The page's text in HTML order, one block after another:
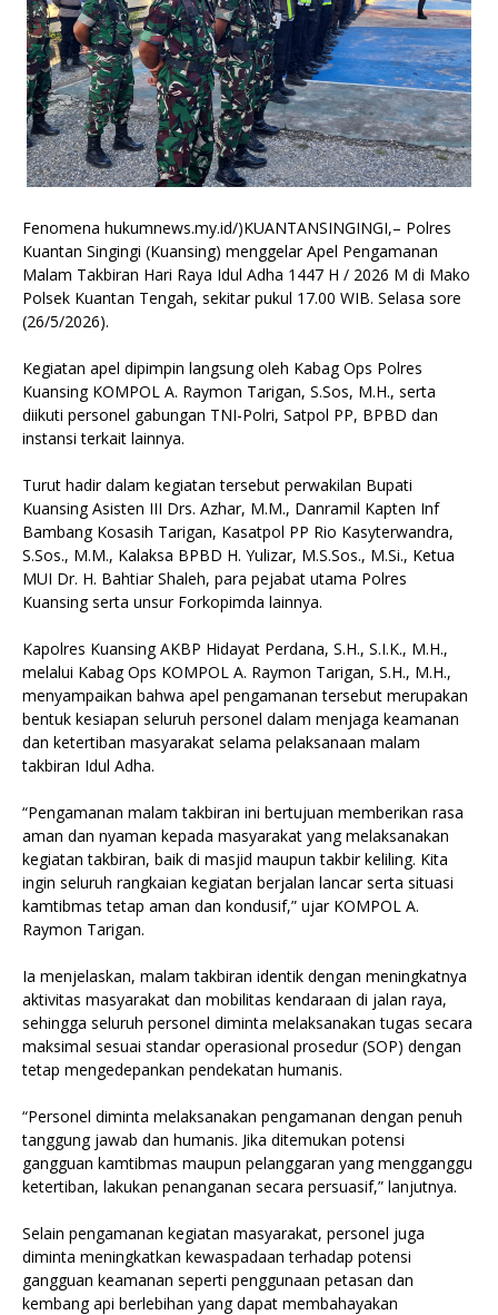
Fenomena hukumnews.my.id/)KUANTANSINGINGI,– Polres
Kuantan Singingi (Kuansing) menggelar Apel Pengamanan
Malam Takbiran Hari Raya Idul Adha 1447 H / 2026 M di Mako
Polsek Kuantan Tengah, sekitar pukul 17.00 WIB. Selasa sore
(26/5/2026).
Kegiatan apel dipimpin langsung oleh Kabag Ops Polres
Kuansing KOMPOL A. Raymon Tarigan, S.Sos, M.H., serta
diikuti personel gabungan TNI-Polri, Satpol PP, BPBD dan
instansi terkait lainnya.
Turut hadir dalam kegiatan tersebut perwakilan Bupati
Kuansing Asisten III Drs. Azhar, M.M., Danramil Kapten Inf
Bambang Kosasih Tarigan, Kasatpol PP Rio Kasyterwandra,
S.Sos., M.M., Kalaksa BPBD H. Yulizar, M.S.Sos., M.Si., Ketua
MUI Dr. H. Bahtiar Shaleh, para pejabat utama Polres
Kuansing serta unsur Forkopimda lainnya.
Kapolres Kuansing AKBP Hidayat Perdana, S.H., S.I.K., M.H.,
melalui Kabag Ops KOMPOL A. Raymon Tarigan, S.H., M.H.,
menyampaikan bahwa apel pengamanan tersebut merupakan
bentuk kesiapan seluruh personel dalam menjaga keamanan
dan ketertiban masyarakat selama pelaksanaan malam
takbiran Idul Adha.
“Pengamanan malam takbiran ini bertujuan memberikan rasa
aman dan nyaman kepada masyarakat yang melaksanakan
kegiatan takbiran, baik di masjid maupun takbir keliling. Kita
ingin seluruh rangkaian kegiatan berjalan lancar serta situasi
kamtibmas tetap aman dan kondusif,” ujar KOMPOL A.
Raymon Tarigan.
Ia menjelaskan, malam takbiran identik dengan meningkatnya
aktivitas masyarakat dan mobilitas kendaraan di jalan raya,
sehingga seluruh personel diminta melaksanakan tugas secara
maksimal sesuai standar operasional prosedur (SOP) dengan
tetap mengedepankan pendekatan humanis.
“Personel diminta melaksanakan pengamanan dengan penuh
tanggung jawab dan humanis. Jika ditemukan potensi
gangguan kamtibmas maupun pelanggaran yang mengganggu
ketertiban, lakukan penanganan secara persuasif,” lanjutnya.
Selain pengamanan kegiatan masyarakat, personel juga
diminta meningkatkan kewaspadaan terhadap potensi
gangguan keamanan seperti penggunaan petasan dan
kembang api berlebihan yang dapat membahayakan